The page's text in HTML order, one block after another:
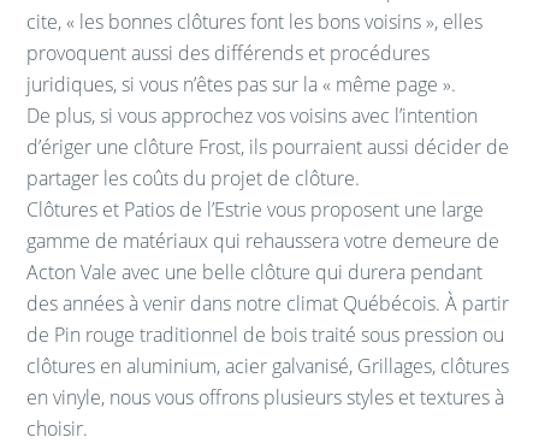
cite, « les bonnes clôtures font les bons voisins », elles
provoquent aussi des différends et procédures
juridiques, si vous n’êtes pas sur la « même page ».
De plus, si vous approchez vos voisins avec l’intention
d’ériger une clôture Frost, ils pourraient aussi décider de
partager les coûts du projet de clôture.
Clôtures et Patios de l’Estrie vous proposent une large
gamme de matériaux qui rehaussera votre demeure de
Acton Vale avec une belle clôture qui durera pendant
des années à venir dans notre climat Québécois. À partir
de Pin rouge traditionnel de bois traité sous pression ou
clôtures en aluminium, acier galvanisé, Grillages, clôtures
en vinyle, nous vous offrons plusieurs styles et textures à
choisir.